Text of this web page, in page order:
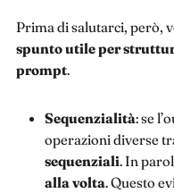
Prima di salutarci, però,
spunto utile per
prompt.
Sequenzialità: se
operazioni diverse
sequenziali. In
alla volta. Questo